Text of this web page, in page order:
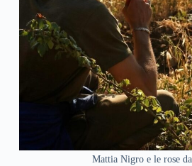
Mattia Nigro e le rose